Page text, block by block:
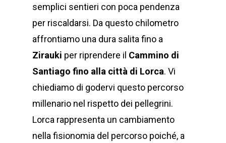
semplici sentieri con poca pendenza
per riscaldarsi. Da questo chilometro
affrontiamo una dura salita fino a
Zirauki per riprendere il Cammino di
Santiago fino alla città di Lorca. Vi
chiediamo di godervi questo percorso
millenario nel rispetto dei pellegrini.
Lorca rappresenta un cambiamento
nella fisionomia del percorso poiché, a